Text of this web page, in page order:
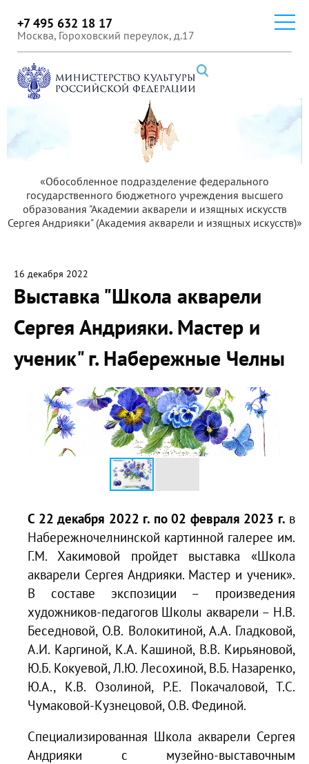
«Обособленное подразделение федерального
государственного бюджетного учреждения высшего
образования "Академии акварели и изящных искусств
Сергея Андрияки" (Академия акварели и изящных искусств)»
+7 495 632 18 17
Москва, Гороховский переулок, д.17
16 декабря 2022
Выставка "Школа акварели
Сергея Андрияки. Мастер и
ученик" г. Набережные Челны
С 22 декабря 2022 г. по 02 февраля 2023 г. в
Набережночелнинской картинной галерее им.
Г.М. Хакимовой пройдет выставка «Школа
акварели Сергея Андрияки. Мастер и ученик».
В составе экспозиции – произведения
художников-педагогов Школы акварели – Н.В.
Беседновой, О.В. Волокитиной, А.А. Гладковой,
А.И. Каргиной, К.А. Кашиной, В.В. Кирьяновой,
Ю.Б. Кокуевой, Л.Ю. Лесохиной, В.Б. Назаренко,
Ю.А., К.В. Озолиной, Р.Е. Покачаловой, Т.С.
Чумаковой-Кузнецовой, О.В. Фединой.
Специализированная Школа акварели Сергея
Андрияки с музейно-выставочным